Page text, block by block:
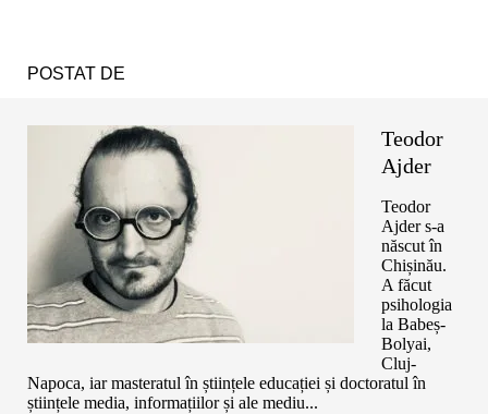
POSTAT DE
Teodor
Ajder
Teodor
Ajder s-a
născut în
Chișinău.
A făcut
psihologia
la Babeș-
Bolyai,
Cluj-
Napoca, iar masteratul în științele educației și doctoratul în
științele media, informațiilor și ale mediu...